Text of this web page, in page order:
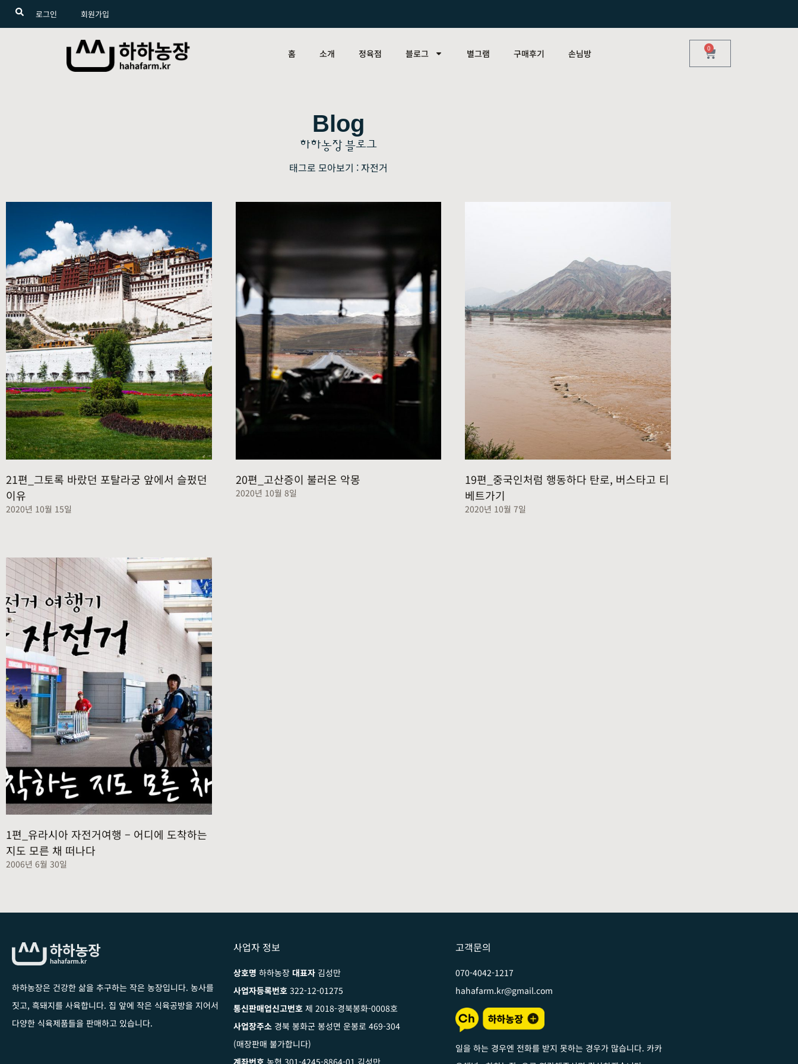
로그인 회원가입
홈 소개 정육점 블로그 별그램 구매후기 손님방 0
Blog
하하농장 블로그
태그로 모아보기 : 자전거
21편_그토록 바랐던 포탈라궁 앞에서 슬펐던
이유
2020년 10월 15일
20편_고산증이 불러온 악몽
2020년 10월 8일
19편_중국인처럼 행동하다 탄로, 버스타고 티
베트가기
2020년 10월 7일
1편_유라시아 자전거여행 – 어디에 도착하는
지도 모른 채 떠나다
2006년 6월 30일
하하농장은 건강한 삶을 추구하는 작은 농장입니다. 농사를
짓고, 흑돼지를 사육합니다. 집 앞에 작은 식육공방을 지어서
다양한 식육제품들을 판매하고 있습니다.
사업자 정보
상호명 하하농장 대표자 김성만
사업자등록번호 322-12-01275
통신판매업신고번호 제 2018-경북봉화-0008호
사업장주소 경북 봉화군 봉성면 운봉로 469-304
(매장판매 불가합니다)
고객문의
070-4042-1217
hahafarm.kr@gmail.com
일을 하는 경우엔 전화를 받지 못하는 경우가 많습니다. 카카